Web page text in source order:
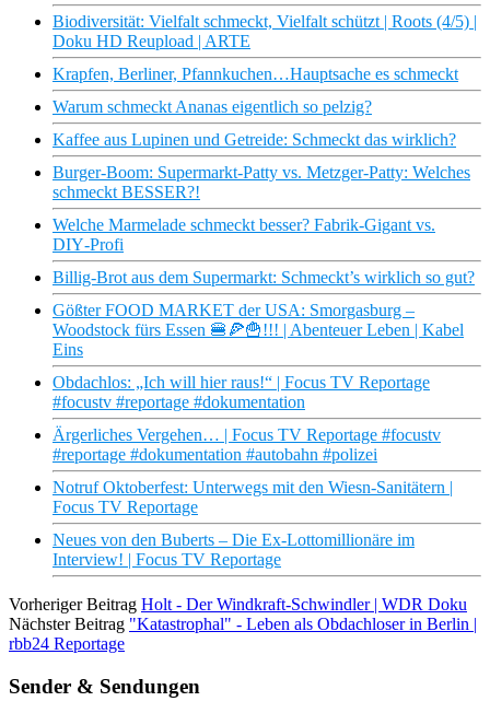
Biodiversität: Vielfalt schmeckt, Vielfalt schützt | Roots (4/5) |
Doku HD Reupload | ARTE
Krapfen, Berliner, Pfannkuchen…Hauptsache es schmeckt
Warum schmeckt Ananas eigentlich so pelzig?
Kaffee aus Lupinen und Getreide: Schmeckt das wirklich?
Burger-Boom: Supermarkt-Patty vs. Metzger-Patty: Welches
schmeckt BESSER?!
Welche Marmelade schmeckt besser? Fabrik‑Gigant vs.
DIY‑Profi
Billig-Brot aus dem Supermarkt: Schmeckt’s wirklich so gut?
Gößter FOOD MARKET der USA: Smorgasburg –
Woodstock fürs Essen 🍔🍕🍟!!! | Abenteuer Leben | Kabel
Eins
Obdachlos: „Ich will hier raus!“ | Focus TV Reportage
#focustv #reportage #dokumentation
Ärgerliches Vergehen… | Focus TV Reportage #focustv
#reportage #dokumentation #autobahn #polizei
Notruf Oktoberfest: Unterwegs mit den Wiesn-Sanitätern |
Focus TV Reportage
Neues von den Buberts – Die Ex-Lottomillionäre im
Interview! | Focus TV Reportage
Vorheriger Beitrag Holt - Der Windkraft-Schwindler | WDR Doku
Nächster Beitrag "Katastrophal" - Leben als Obdachloser in Berlin |
rbb24 Reportage
Sender & Sendungen